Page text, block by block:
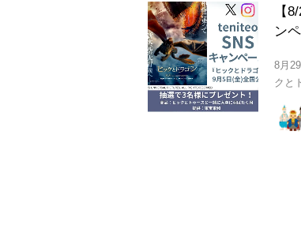
【
ン
8月
クと